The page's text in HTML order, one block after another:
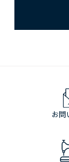
お問